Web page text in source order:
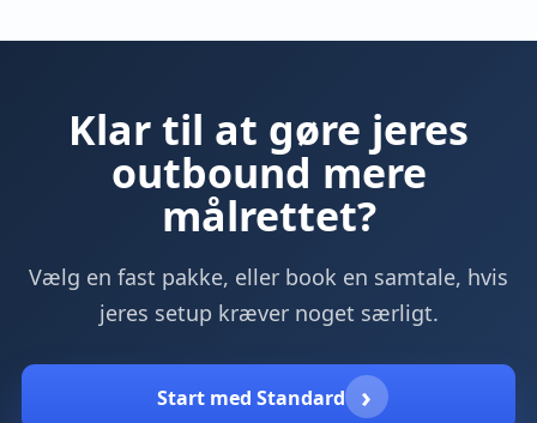
Klar til at gøre jeres
outbound mere
målrettet?
Vælg en fast pakke, eller book en samtale, hvis
jeres setup kræver noget særligt.
Start med Standard ›